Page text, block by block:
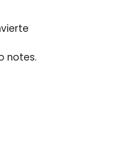
notes.